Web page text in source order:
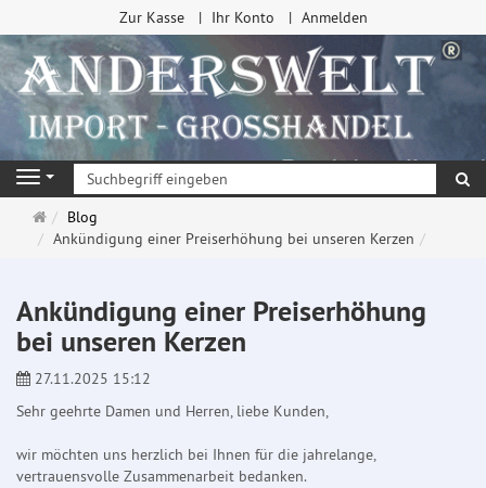
Zur Kasse Ihr Konto Anmelden
Navigation
Startseite
Blog
Ankündigung einer Preiserhöhung bei unseren Kerzen
Ankündigung einer Preiserhöhung
bei unseren Kerzen
27.11.2025 15:12
Sehr geehrte Damen und Herren, liebe Kunden,
wir möchten uns herzlich bei Ihnen für die jahrelange,
vertrauensvolle Zusammenarbeit bedanken.